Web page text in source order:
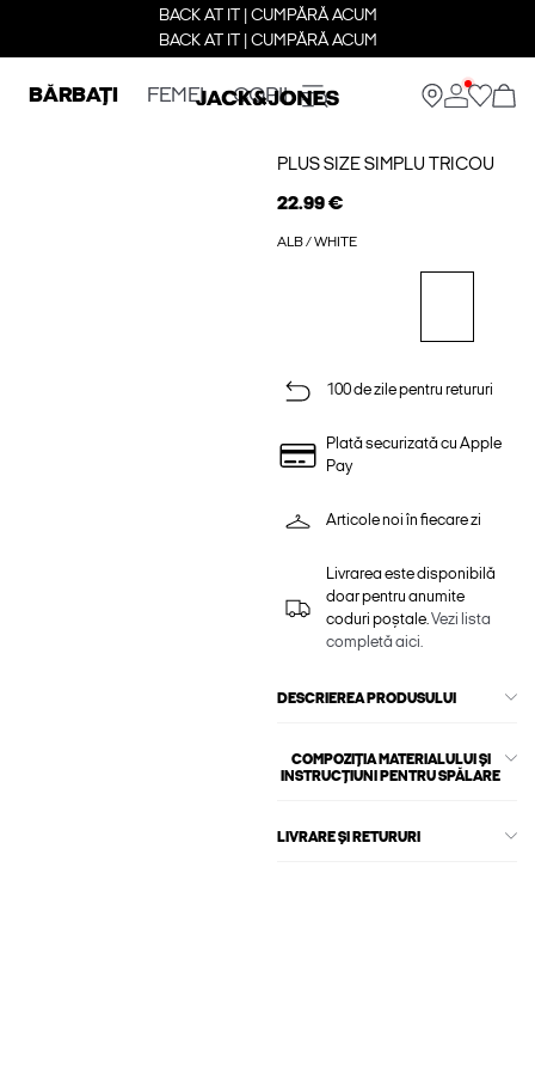
BACK AT IT | CUMPĂRĂ ACUM
BACK AT IT | CUMPĂRĂ ACUM
BĂRBAȚI FEMEI COPII
PLUS SIZE SIMPLU TRICOU
22.99 €
ALB / WHITE
100 de zile pentru retururi
Plată securizată cu Apple
Pay
Articole noi în fiecare zi
Livrarea este disponibilă
doar pentru anumite
coduri poștale.Vezi lista
completă aici.
DESCRIEREA PRODUSULUI
COMPOZIȚIA MATERIALULUI ȘI
INSTRUCȚIUNI PENTRU SPĂLARE
LIVRARE ȘI RETURURI